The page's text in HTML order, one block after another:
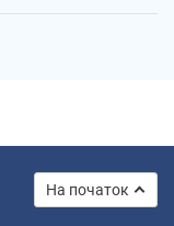
На початок